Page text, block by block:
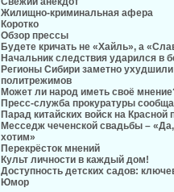
Жилищно-криминальная афера
Коротко
Обзор прессы
Будете кричать не «Хайль», а
Начальник следствия ударился в
Регионы Сибири заметно
политрежимов
Может ли народ иметь своё
Пресс-служба прокуратуры
Парад китайских войск на Красной
Месседж чеченской свадьбы –
хотим»
Перекрёсток мнений
Культ личности в каждый дом!
Доступность детских садов:
Юмор